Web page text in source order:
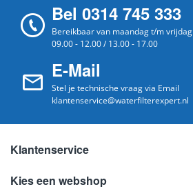
Bel 0314 745 333
Bereikbaar van maandag t/m vrijdag
09.00 - 12.00 / 13.00 - 17.00
E-Mail
Stel je technische vraag via Email
klantenservice@waterfilterexpert.nl
Klantenservice
Kies een webshop